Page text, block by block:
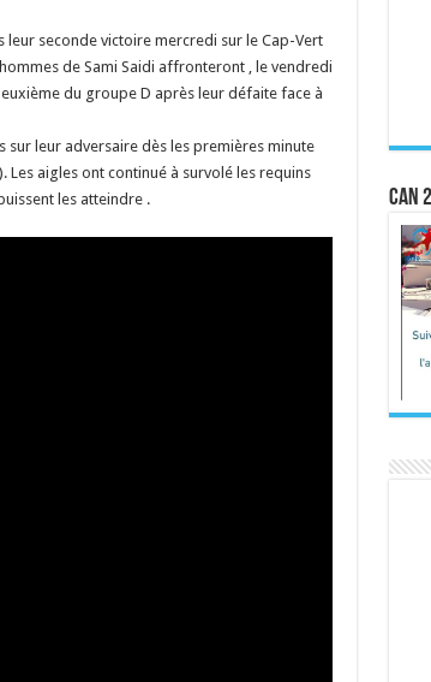
seconde victoire mercredi sur le Cap-Vert
de Sami Saidi affronteront , le vendredi
du groupe D après leur défaite face à
leur adversaire dès les premières minute
Les aigles ont continué à survolé les requins
les atteindre .
CAN